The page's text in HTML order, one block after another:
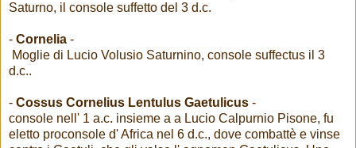
Saturno, il console suffetto del 3 d.c.
- Cornelia -
Moglie di Lucio Volusio Saturnino, console suffectus il 3
d.c..
- Cossus Cornelius Lentulus Gaetulicus -
console nell' 1 a.c. insieme a a Lucio Calpurnio Pisone, fu
eletto proconsole d' Africa nel 6 d.c., dove combattè e vinse